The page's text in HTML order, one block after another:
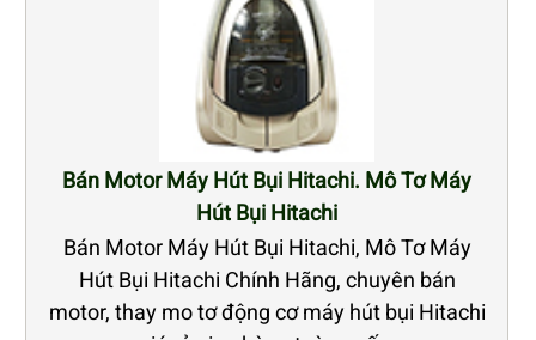
Bán Motor Máy Hút Bụi Hitachi. Mô Tơ Máy
Hút Bụi Hitachi
Bán Motor Máy Hút Bụi Hitachi, Mô Tơ Máy
Hút Bụi Hitachi Chính Hãng, chuyên bán
motor, thay mo tơ động cơ máy hút bụi Hitachi